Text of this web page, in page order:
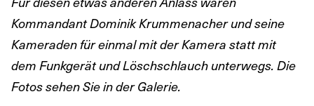
Kommandant Dominik Krummenacher und seine
Kameraden für einmal mit der Kamera statt mit
dem Funkgerät und Löschschlauch unterwegs. Die
Fotos sehen Sie in der Galerie.